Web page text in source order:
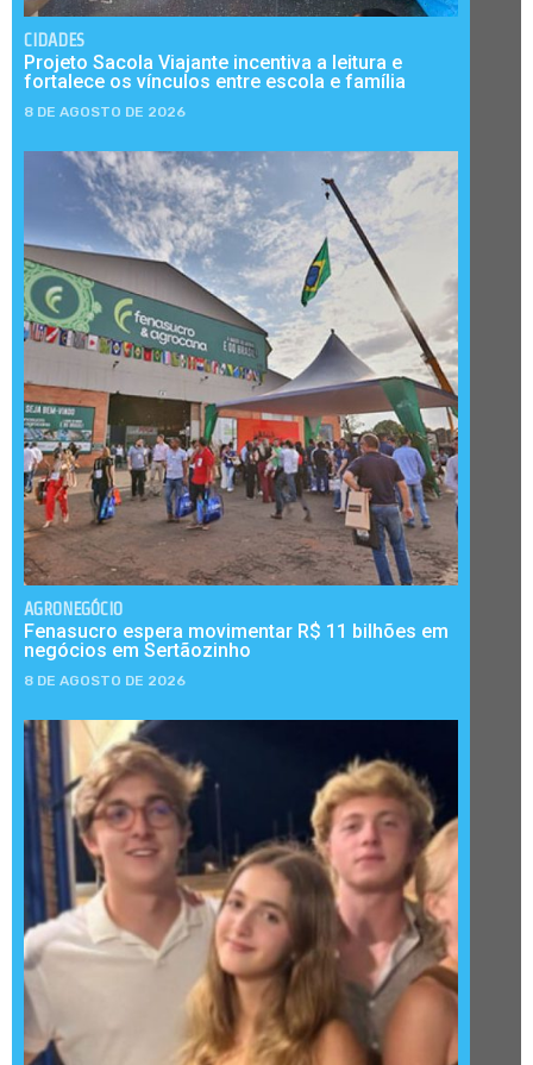
CIDADES
Projeto Sacola Viajante incentiva a leitura e
fortalece os vínculos entre escola e família
8 DE AGOSTO DE 2026
AGRONEGÓCIO
Fenasucro espera movimentar R$ 11 bilhões em
negócios em Sertãozinho
8 DE AGOSTO DE 2026